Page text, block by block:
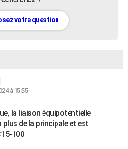
votre question
à 15:55
la liaison équipotentielle
plus de la principale et est
100